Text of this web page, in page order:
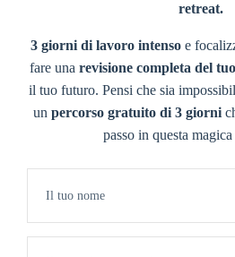
retreat.
3 giorni di lavoro intenso e
fare una revisione completa del
il tuo futuro. Pensi che sia
un percorso gratuito di 3 giorni
passo in questa